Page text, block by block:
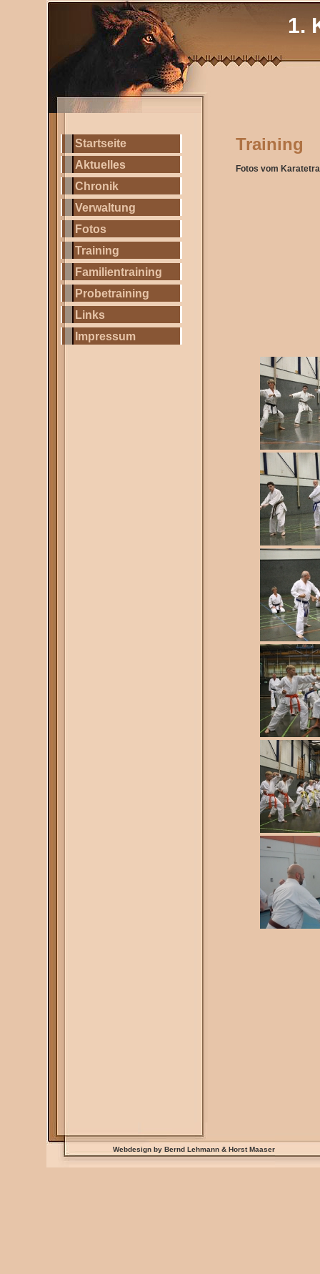
1.
Startseite
Aktuelles
Chronik
Verwaltung
Fotos
Training
Familientraining
Probetraining
Links
Impressum
Training
Fotos vom
Webdesign by Bernd Lehmann & Horst Maaser